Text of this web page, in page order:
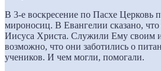
В 3-е воскресение по Пасхе Церковь
мироносиц. В Евангелии сказано,
Иисуса Христа. Служили Ему своим
возможно, что они заботились о
учеников. И чем могли, помогали.